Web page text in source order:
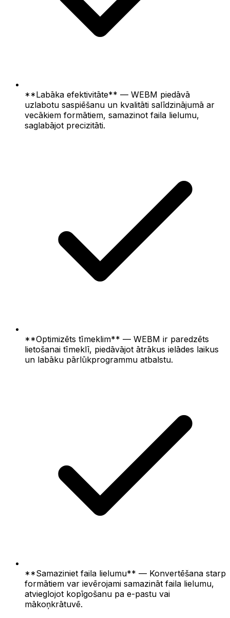
**Labāka efektivitāte** — WEBM piedāvā
uzlabotu saspiēšanu un kvalitāti salīdzinājumā ar
vecākiem formātiem, samazinot faila lielumu,
saglabājot precizitāti.
**Optimizēts tīmeklim** — WEBM ir paredzēts
lietošanai tīmeklī, piedāvājot ātrākus ielādes laikus
un labāku pārlūkprogrammu atbalstu.
**Samaziniet faila lielumu** — Konvertēšana starp
formātiem var ievērojami samazināt faila lielumu,
atvieglojot kopīgošanu pa e-pastu vai
mākoņkrātuvē.